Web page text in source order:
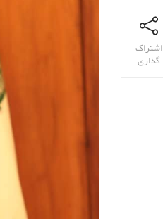
اشتراک
گذاری